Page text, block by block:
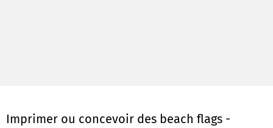
Imprimer ou concevoir des beach flags -